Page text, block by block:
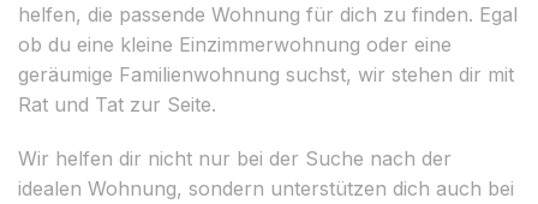
helfen, die passende Wohnung für dich zu finden. Egal
ob du eine kleine Einzimmerwohnung oder eine
geräumige Familienwohnung suchst, wir stehen dir mit
Rat und Tat zur Seite.
Wir helfen dir nicht nur bei der Suche nach der
idealen Wohnung, sondern unterstützen dich auch bei